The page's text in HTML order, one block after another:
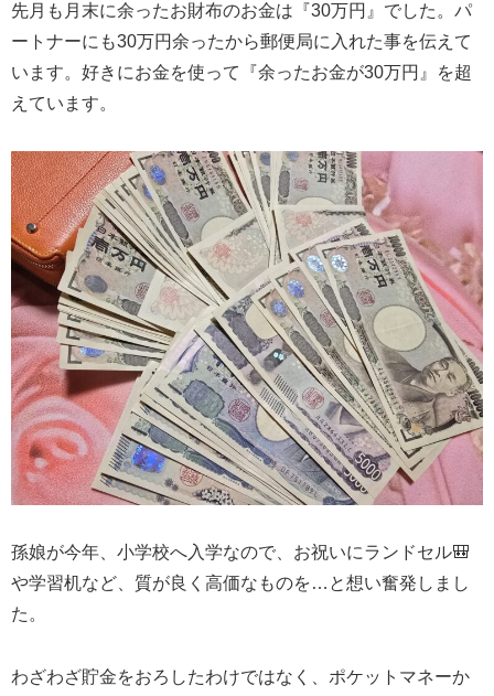
先月も月末に余ったお財布のお金は『30万円』でした。パ
ートナーにも30万円余ったから郵便局に入れた事を伝えて
います。好きにお金を使って『余ったお金が30万円』を超
えています。
孫娘が今年、小学校へ入学なので、お祝いにランドセル🎒
や学習机など、質が良く高価なものを…と想い奮発しまし
た。
わざわざ貯金をおろしたわけではなく、ポケットマネーか